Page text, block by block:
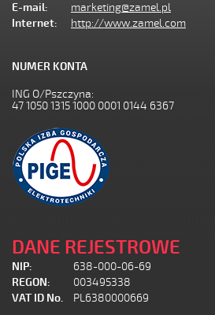
E-mail:
marketing@zamel.pl
Internet:
http://www.zamel.com
NUMER KONTA
ING O/Pszczyna:
47 1050 1315 1000 0001 0144 6367
DANE REJESTROWE
NIP:
638-000-06-69
REGON:
003495338
VAT ID No.
PL6380000669